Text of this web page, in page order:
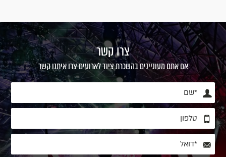
צרו קשר
אם אתם מעוניינים בהשכרת ציוד לארועים צרו איתנו קשר